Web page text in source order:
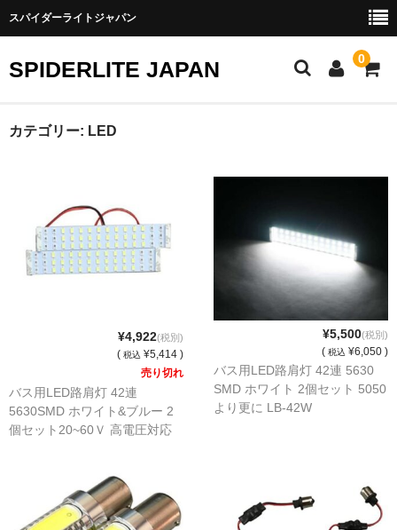
スパイダーライトジャパン
SPIDERLITE JAPAN 0
ホーム
DJ DEMIO
RX-8
FD3S
トラスト
LED商品
吸排気系
カテゴリー: LED
¥4,922(税別)
( 税込 ¥5,414 )
売り切れ
バス用LED路肩灯 42連
5630SMD ホワイト&ブルー 2
個セット20~60Ｖ 高電圧対応
¥5,500(税別)
( 税込 ¥6,050 )
バス用LED路肩灯 42連 5630
SMD ホワイト 2個セット 5050
より更に LB-42W